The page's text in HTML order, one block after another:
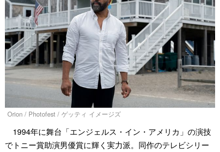
Orion / Photofest / ゲッティ イメージズ
1994年に舞台「エンジェルス・イン・アメリカ」の演技
でトニー賞助演男優賞に輝く実力派。同作のテレビシリー